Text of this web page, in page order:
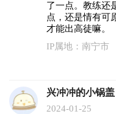
了一点。教练还
点，还是情有可
才能出高徒嘛。
IP属地：南宁市
兴冲冲的小锅盖
2024-01-25